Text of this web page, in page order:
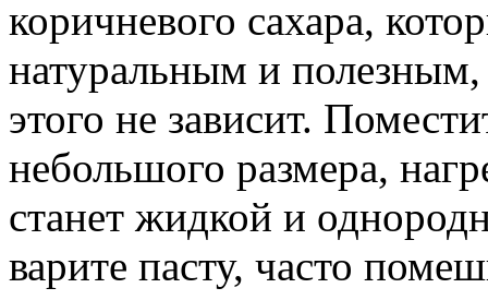
коричневого сахара,
натуральным и
этого не зависит.
небольшого размера,
станет жидкой и
варите пасту, часто